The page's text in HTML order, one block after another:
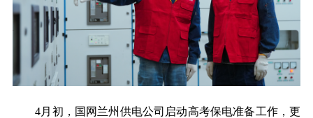
4月初，国网兰州供电公司启动高考保电准备工作，更